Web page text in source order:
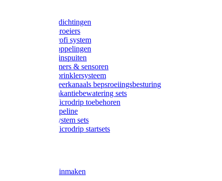
Gardena afdichtingen
Gardena sproeiers
Gardena Profi system
Gardena koppelingen
Gardena tuinspuiten
Gardena timers & sensoren
Gardena Sprinklersysteem
Gardena meerkanaals bepsroeiingsbesturing
Gardena vakantiebewatering sets
Gardena Microdrip toebehoren
Gardena Pipeline
Gardena System sets
Gardena Microdrip startsets
Wecken & inmaken